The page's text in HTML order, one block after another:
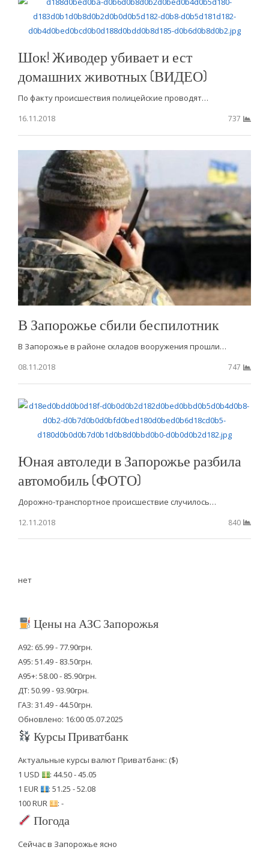
Шок! Живодер убивает и ест
домашних животных (ВИДЕО)
По факту происшествия полицейские проводят…
16.11.2018
737
В Запорожье сбили беспилотник
В Запорожье в районе складов вооружения прошли…
08.11.2018
747
Юная автоледи в Запорожье разбила
автомобиль (ФОТО)
Дорожно-транспортное происшествие случилось…
12.11.2018
840
нет
Цены на АЗС Запорожья
А92: 65.99 - 77.90грн.
А95: 51.49 - 83.50грн.
А95+: 58.00 - 85.90грн.
ДТ: 50.99 - 93.90грн.
ГАЗ: 31.49 - 44.50грн.
Обновлено: 16:00 05.07.2025
Курсы Приватбанк
Актуальные курсы валют Приватбанк: ($)
1 USD
: 44.50 - 45.05
1 EUR
: 51.25 - 52.08
100 RUR
: -
Погода
Сейчас в Запорожье ясно